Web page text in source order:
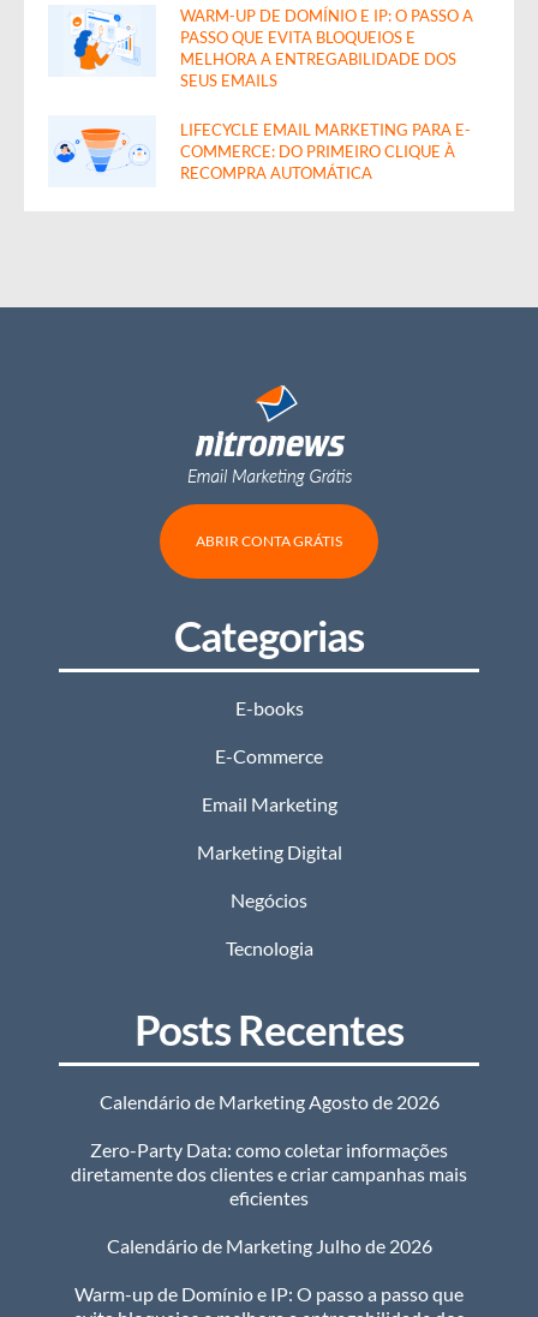
WARM-UP DE DOMÍNIO E IP: O PASSO A
PASSO QUE EVITA BLOQUEIOS E
MELHORA A ENTREGABILIDADE DOS
SEUS EMAILS
LIFECYCLE EMAIL MARKETING PARA E-
COMMERCE: DO PRIMEIRO CLIQUE À
RECOMPRA AUTOMÁTICA
Categorias
E-books
E-Commerce
Email Marketing
Marketing Digital
Negócios
Tecnologia
Posts Recentes
Calendário de Marketing Agosto de 2026
Zero-Party Data: como coletar informações
diretamente dos clientes e criar campanhas mais
eficientes
Calendário de Marketing Julho de 2026
Warm-up de Domínio e IP: O passo a passo que
ABRIR CONTA GRÁTIS